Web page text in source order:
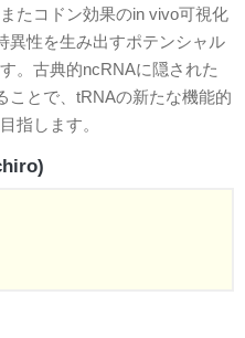
たコドン効果のin vivo可視化
異性を生み出すポテンシャル
。古典的ncRNAに隠された
ことで、tRNAの新たな機能的
指します。